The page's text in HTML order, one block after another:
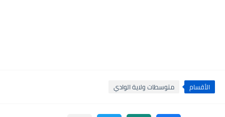
الأقسام متوسطات ولاية الوادي